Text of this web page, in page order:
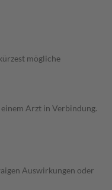
mögliche
Arzt in Verbindung.
Auswirkungen oder